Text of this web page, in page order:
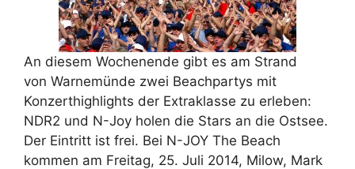
An diesem Wochenende gibt es am Strand
von Warnemünde zwei Beachpartys mit
Konzerthighlights der Extraklasse zu erleben:
NDR2 und N-Joy holen die Stars an die Ostsee.
Der Eintritt ist frei. Bei N-JOY The Beach
kommen am Freitag, 25. Juli 2014, Milow, Mark